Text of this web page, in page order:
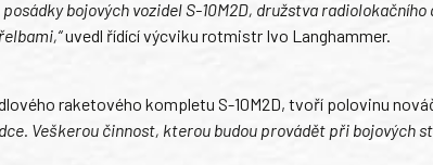
bojových vozidel S-10M2D, družstva radiolokačního
uvedl řídící výcviku rotmistr Ivo Langhammer.
raketového kompletu S-10M2D, tvoří polovinu
Veškerou činnost, kterou budou provádět při bojových